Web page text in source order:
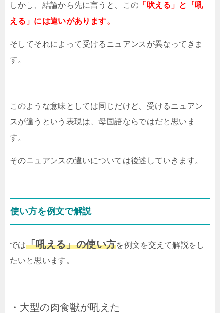
しかし、結論から先に言うと、この 「吠える」と「吼
える」には違いがあります。
そしてそれによって受けるニュアンスが異なってきま
す。
このような意味としては同じだけど、受けるニュアン
スが違うという表現は、母国語ならではだと思いま
す。
そのニュアンスの違いについては後述していきます。
使い方を例文で解説
では「吼える」の使い方を例文を交えて解説をし
たいと思います。
・大型の肉食獣が吼えた